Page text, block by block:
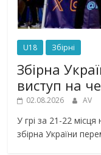
U18 Збірні
Збірна
виступ на
02.08.2026 AV
У грі за 21-22 місця
збірна України